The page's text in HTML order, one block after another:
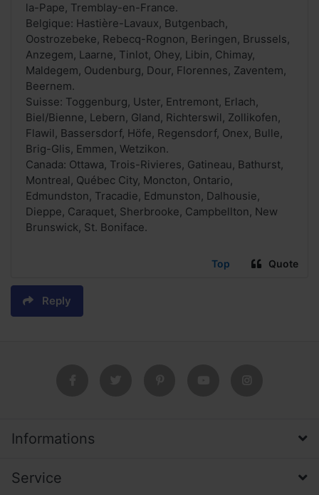
la-Pape, Tremblay-en-France.
Belgique: Hastière-Lavaux, Butgenbach,
Oostrozebeke, Rebecq-Rognon, Beringen, Brussels,
Anzegem, Laarne, Tinlot, Ohey, Libin, Chimay,
Maldegem, Oudenburg, Dour, Florennes, Zaventem,
Beernem.
Suisse: Toggenburg, Uster, Entremont, Erlach,
Biel/Bienne, Lebern, Gland, Richterswil, Zollikofen,
Flawil, Bassersdorf, Höfe, Regensdorf, Onex, Bulle,
Brig-Glis, Emmen, Wetzikon.
Canada: Ottawa, Trois-Rivieres, Gatineau, Bathurst,
Montreal, Québec City, Moncton, Ontario,
Edmundston, Tracadie, Edmunston, Dalhousie,
Dieppe, Caraquet, Sherbrooke, Campbellton, New
Brunswick, St. Boniface.
Top Quote
Reply
Informations
Service